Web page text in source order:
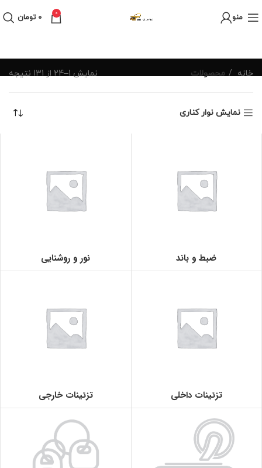
منو 0
0 تومان
خانه محصولات نمایش 1–24 از 131 نتیجه
نمایش نوار کناری
ضبط و باند نور و روشنایی
تزئینات داخلی تزئینات خارجی